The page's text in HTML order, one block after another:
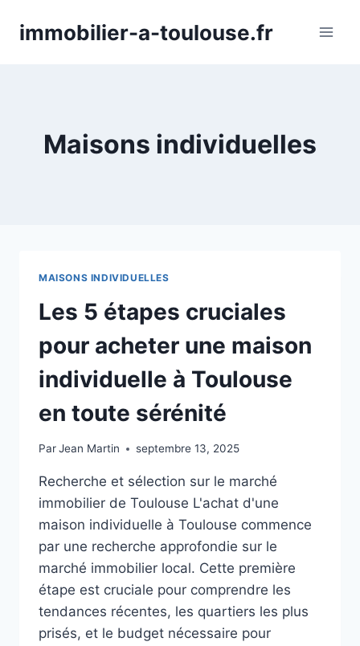
immobilier-a-toulouse.fr
Maisons individuelles
MAISONS INDIVIDUELLES
Les 5 étapes cruciales
pour acheter une maison
individuelle à Toulouse
en toute sérénité
ParJean Martin septembre 13, 2025
Recherche et sélection sur le marché
immobilier de Toulouse L'achat d'une
maison individuelle à Toulouse commence
par une recherche approfondie sur le
marché immobilier local. Cette première
étape est cruciale pour comprendre les
tendances récentes, les quartiers les plus
prisés, et le budget nécessaire pour